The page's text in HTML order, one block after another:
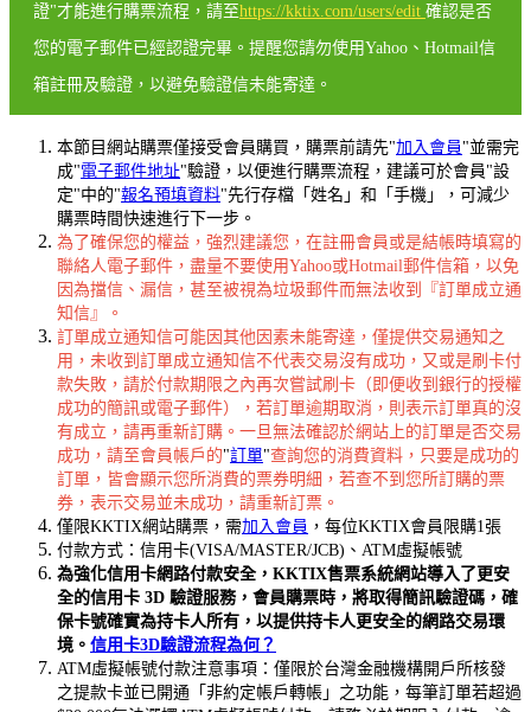
證"才能進行購票流程，請至https://kktix.com/users/edit 確認是否
您的電子郵件已經認證完畢。提醒您請勿使用Yahoo、Hotmail信
箱註冊及驗證，以避免驗證信未能寄達。
本節目網站購票僅接受會員購買，購票前請先"加入會員 "並需完
成"電子郵件地址"驗證，以便進行購票流程，建議可於會員"設
定"中的"報名預填資料"先行存檔「姓名」和「手機」，可減少
購票時間快速進行下一步。
為了確保您的權益，強烈建議您，在註冊會員或是結帳時填寫的
聯絡人電子郵件，盡量不要使用Yahoo或Hotmail郵件信箱，以免
因為擋信、漏信，甚至被視為垃圾郵件而無法收到『訂單成立通
知信』。
訂單成立通知信可能因其他因素未能寄達，僅提供交易通知之
用，未收到訂單成立通知信不代表交易沒有成功，又或是刷卡付
款失敗，請於付款期限之內再次嘗試刷卡（即便收到銀行的授權
成功的簡訊或電子郵件），若訂單逾期取消，則表示訂單真的沒
有成立，請再重新訂購。一旦無法確認於網站上的訂單是否交易
成功，請至會員帳戶的"訂單"查詢您的消費資料，只要是成功的
訂單，皆會顯示您所消費的票券明細，若查不到您所訂購的票
券，表示交易並未成功，請重新訂票。
僅限KKTIX網站購票，需加入會員 ，每位KKTIX會員限購1張
付款方式：信用卡(VISA/MASTER/JCB)、ATM虛擬帳號
為強化信用卡網路付款安全，KKTIX售票系統網站導入了更安
全的信用卡 3D 驗證服務，會員購票時，將取得簡訊驗證碼，確
保卡號確實為持卡人所有，以提供持卡人更安全的網路交易環
境。 信用卡3D驗證流程為何？
ATM虛擬帳號付款注意事項：僅限於台灣金融機構開戶所核發
之提款卡並已開通「非約定帳戶轉帳」之功能，每筆訂單若超過